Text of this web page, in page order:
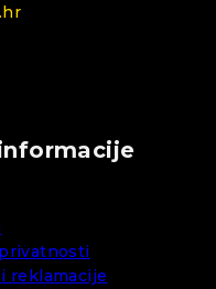
reklamacije